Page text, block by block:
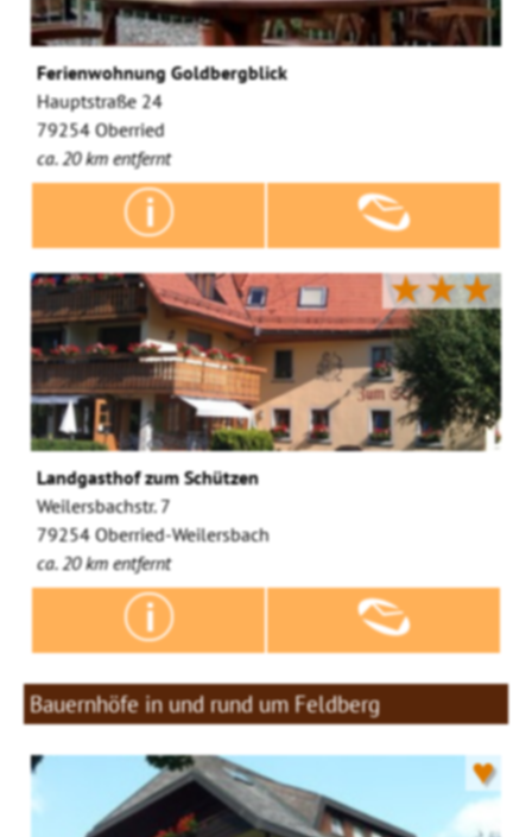
Ferienwohnung Goldbergblick
Hauptstraße 24
79254 Oberried
ca. 20 km entfernt
★★★
Landgasthof zum Schützen
Weilersbachstr. 7
79254 Oberried-Weilersbach
ca. 20 km entfernt
Bauernhöfe in und rund um Feldberg
♥